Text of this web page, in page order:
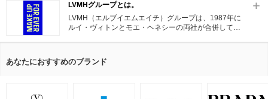
LVMHグループとは。
LVMH（エルブイエムエイチ）グループは、1987年に
ルイ・ヴィトンとモエ・ヘネシーの両社が合併して誕
＜代表ブランド＞
◆パフューム＆コスメティックス：パルファン・クリ
◆ファッション・レザー：ルイ・ヴィトン、クリスチ
あなたにおすすめのブランド